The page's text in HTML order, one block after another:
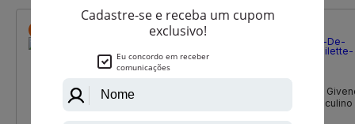
Joop
Masculino
Gentleman Originale De
Eau De Toilette Masculino